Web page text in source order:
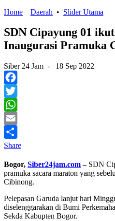
Home
Daerah • Slider Utama
SDN Cipayung 01
Inaugurasi Pramuka
Siber 24 Jam - 18 Sep 2022
Facebook
Twitter
WhatsApp
Email
Share
Bogor, Siber24jam.com–SDN
pramuka sacara maraton yang
Cibinong.
Pelepasan Garuda lanjut hari
diselenggarakan di Bumi
Sekda Kabupten Bogor.